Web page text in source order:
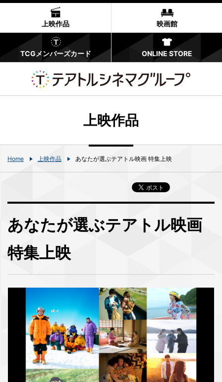
上映作品 映画館
TCGメンバーズカード ONLINE STORE
上映作品
Home 上映作品 あなたが選ぶテアトル映画 特集上映
あなたが選ぶテアトル映画
特集上映